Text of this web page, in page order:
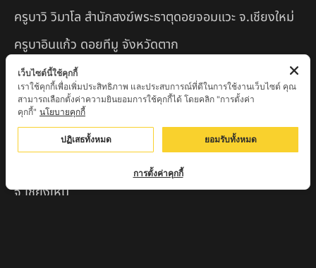
ครูบาวิ วิมาโล สำนักสงฆ์พระธาตุดอยจอมแวะ จ.เชียงใหม่
ครูบาอินแก้ว ดอยทีมู จังหวัดตาก
หลวงพ่อถังทอง วัดพระนางพญาป่าแสงทอง
จ.นครสวรรค์
หลวงปู่จักร วัดถ้ำเขารังไก่ จ.ชัยนาท
หลวงปู่พริ้ง ขันติพโล วัดซับชมพู่ จ.เพชรบูรณ์
หลวงปู่ครูบา สล่าอุวิจิ่งต๊ะ สำนักสงฆ์พระธาตุดอยจอมแวะ
จ.เชียงใหม่
เว็บไซต์นี้ใช้คุกกี้
เราใช้คุกกี้เพื่อเพิ่มประสิทธิภาพ และประสบการณ์ที่ดีในการใช้งานเว็บไซต์ คุณ
สามารถเลือกตั้งค่าความยินยอมการใช้คุกกี้ได้ โดยคลิก "การตั้งค่า
คุกกี้" นโยบายคุกกี้
ปฏิเสธทั้งหมด ยอมรับทั้งหมด
การตั้งค่าคุกกี้